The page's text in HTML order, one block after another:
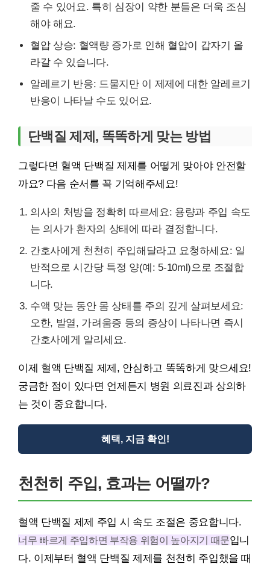
줄 수 있어요. 특히 심장이 약한 분들은 더욱 조심
해야 해요.
혈압 상승: 혈액량 증가로 인해 혈압이 갑자기 올
라갈 수 있습니다.
알레르기 반응: 드물지만 이 제제에 대한 알레르기
반응이 나타날 수도 있어요.
단백질 제제, 똑똑하게 맞는 방법
그렇다면 혈액 단백질 제제를 어떻게 맞아야 안전할
까요? 다음 순서를 꼭 기억해주세요!
의사의 처방을 정확히 따르세요: 용량과 주입 속도
는 의사가 환자의 상태에 따라 결정합니다.
간호사에게 천천히 주입해달라고 요청하세요: 일
반적으로 시간당 특정 양(예: 5-10ml)으로 조절합
니다.
수액 맞는 동안 몸 상태를 주의 깊게 살펴보세요:
오한, 발열, 가려움증 등의 증상이 나타나면 즉시
간호사에게 알리세요.
이제 혈액 단백질 제제, 안심하고 똑똑하게 맞으세요!
궁금한 점이 있다면 언제든지 병원 의료진과 상의하
는 것이 중요합니다.
혜택, 지금 확인!
천천히 주입, 효과는 어떨까?
혈액 단백질 제제 주입 시 속도 조절은 중요합니다.
너무 빠르게 주입하면 부작용 위험이 높아지기 때문입니
다. 이제부터 혈액 단백질 제제를 천천히 주입했을 때